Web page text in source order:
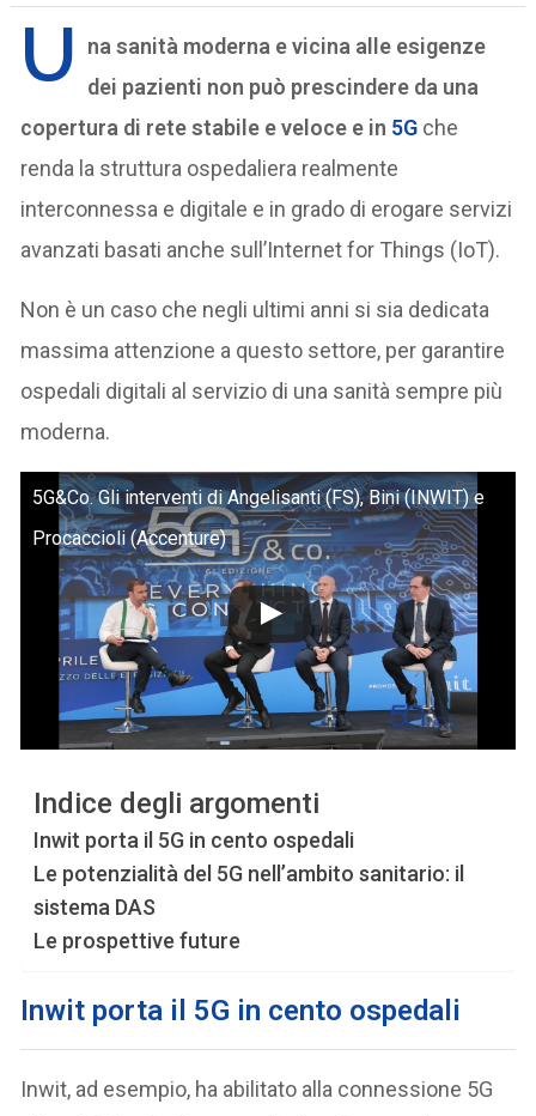
U
na sanità moderna e vicina alle esigenze
dei pazienti non può prescindere da una
copertura di rete stabile e veloce e in 5G che
renda la struttura ospedaliera realmente
interconnessa e digitale e in grado di erogare servizi
avanzati basati anche sull’Internet for Things (IoT).
Non è un caso che negli ultimi anni si sia dedicata
massima attenzione a questo settore, per garantire
ospedali digitali al servizio di una sanità sempre più
moderna.
5G&Co. Gli interventi di Angelisanti (FS), Bini (INWIT) e
Procaccioli (Accenture)
Indice degli argomenti
Inwit porta il 5G in cento ospedali
Le potenzialità del 5G nell’ambito sanitario: il
sistema DAS
Le prospettive future
Inwit porta il 5G in cento ospedali
Inwit, ad esempio, ha abilitato alla connessione 5G